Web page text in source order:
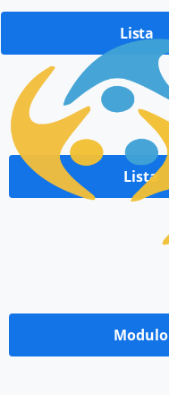
Lista
Lista
Modulo